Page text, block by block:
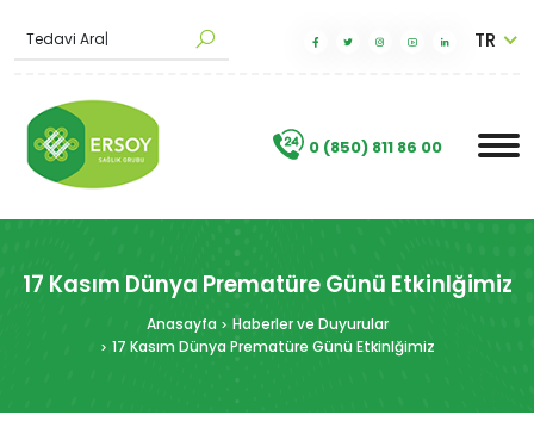
0 (850) 811 86 00
.
Mak| TR
17 Kasım Dünya Prematüre Günü Etkinlğimiz
Anasayfa
Haberler ve Duyurular
17 Kasım Dünya Prematüre Günü Etkinlğimiz